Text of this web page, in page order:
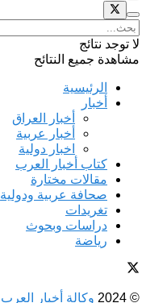
لا توجد نتائج
مشاهدة جميع النتائح
الرئيسية
أخبار
أخبار العراق
أخبار عربية
اخبار دولية
كتاب أخبار العرب
مقالات مختارة
صحافة عربية ودولية
تغريدات
دراسات وبحوث
رياضة
© 2024 وكالة أخبار العرب